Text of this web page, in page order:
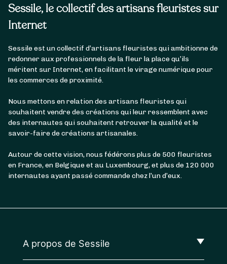
Sessile, le collectif des artisans fleuristes sur
Internet
Sessile est un collectif d’artisans fleuristes qui ambitionne de
redonner aux professionnels de la fleur la place qu’ils
méritent sur Internet, en facilitant le virage numérique pour
les commerces de proximité.
Nous mettons en relation des artisans fleuristes qui
souhaitent vendre des créations qui leur ressemblent avec
des internautes qui souhaitent retrouver la qualité et le
savoir-faire de créations artisanales.
Autour de cette vision, nous fédérons plus de 500 fleuristes
en France, en Belgique et au Luxembourg, et plus de 120 000
internautes ayant passé commande chez l’un d’eux.
A propos de Sessile